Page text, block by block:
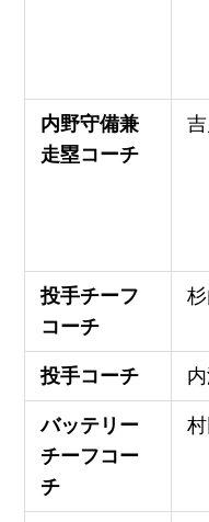
内野守備兼
走塁コーチ
投手チーフ
コーチ
投手コーチ
バッテリー
チーフコー
チ